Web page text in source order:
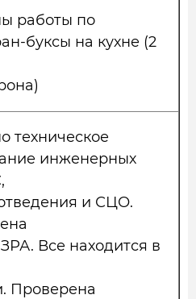
работы по
буксы на кухне (2
техническое
инженерных
и СЦО.
Все находится в
Проверена